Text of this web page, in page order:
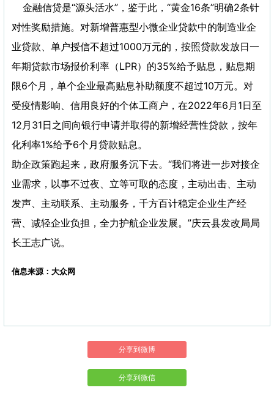
金融信贷是“源头活水”，鉴于此，“黄金16条”明确2条针
对性奖励措施。对新增普惠型小微企业贷款中的制造业企
业贷款、单户授信不超过1000万元的，按照贷款发放日一
年期贷款市场报价利率（LPR）的35%给予贴息，贴息期
限6个月，单个企业最高贴息补助额度不超过10万元。对
受疫情影响、信用良好的个体工商户，在2022年6月1日至
12月31日之间向银行申请并取得的新增经营性贷款，按年
化利率1%给予6个月贷款贴息。
助企政策跑起来，政府服务沉下去。“我们将进一步对接企
业需求，以事不过夜、立等可取的态度，主动出击、主动
发声、主动联系、主动服务，千方百计稳定企业生产经
营、减轻企业负担，全力护航企业发展。”庆云县发改局局
长王志广说。
信息来源：大众网
分享到微博
分享到微信